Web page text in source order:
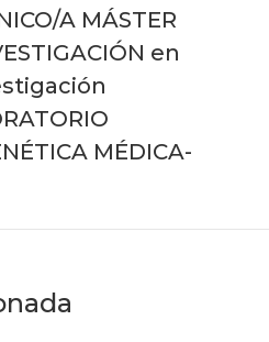
A MÁSTER
en
MÉDICA-